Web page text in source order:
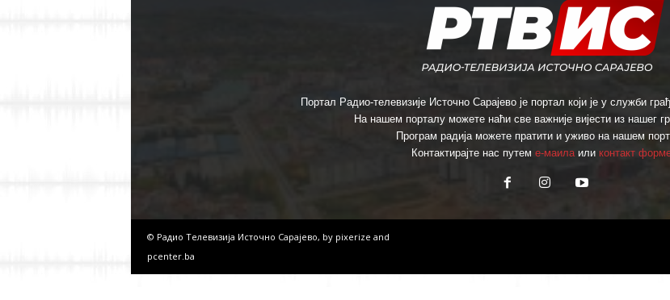
Портал Радио-телевизије Источно Сарајево је портал који је у служби
На нашем порталу можете наћи све важније вијести из нашег
Програм радија можете пратити и уживо на нашем
Контактирајте нас путем е-маилаили контакт
© Радио Телевизија Источно Сарајево, by pixerize and
pcenter.ba